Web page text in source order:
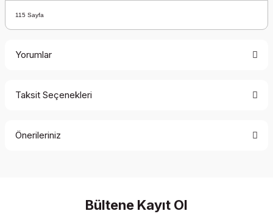
115 Sayfa
Yorumlar
Taksit Seçenekleri
Önerileriniz
Görüş ve önerileriniz için teşekkür ederiz.
Bültene Kayıt Ol